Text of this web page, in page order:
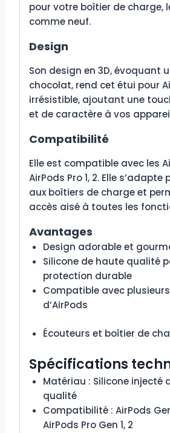
pour votre boîtier de charge,
comme neuf.
Design
Son design en 3D, évoquant
chocolat, rend cet étui pour
irrésistible, ajoutant une
et de caractère à vos
Compatibilité
Elle est compatible avec les
AirPods Pro 1, 2. Elle
aux boîtiers de charge et
accès aisé à toutes les
Avantages
Design adorable et
Silicone de haute qualité
protection durable
Compatible avec
d’AirPods
Écouteurs et boîtier de
Spécifications
Matériau : Silicone injecté
qualité
Compatibilité : AirPods
AirPods Pro Gen 1, 2